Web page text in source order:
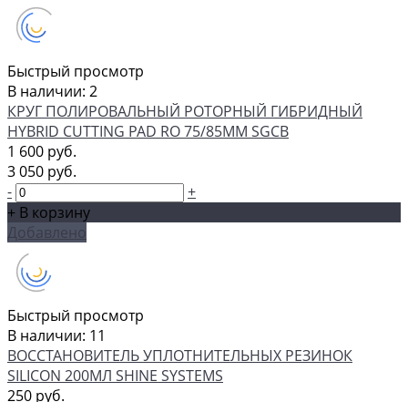
Быстрый просмотр
В наличии: 2
КРУГ ПОЛИРОВАЛЬНЫЙ РОТОРНЫЙ ГИБРИДНЫЙ
HYBRID CUTTING PAD RO 75/85ММ SGCB
1 600 руб.
3 050 руб.
-
+
+ В корзину
Добавлено
Быстрый просмотр
В наличии: 11
ВОССТАНОВИТЕЛЬ УПЛОТНИТЕЛЬНЫХ РЕЗИНОК
SILICON 200МЛ SHINE SYSTEMS
250 руб.